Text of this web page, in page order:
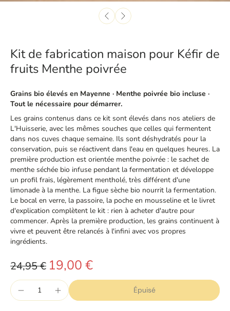
Kit de fabrication maison pour Kéfir de
fruits Menthe poivrée
Grains bio élevés en Mayenne · Menthe poivrée bio incluse ·
Tout le nécessaire pour démarrer.
Les grains contenus dans ce kit sont élevés dans nos ateliers de
L'Huisserie, avec les mêmes souches que celles qui fermentent
dans nos cuves chaque semaine. Ils sont déshydratés pour la
conservation, puis se réactivent dans l'eau en quelques heures. La
première production est orientée menthe poivrée : le sachet de
menthe séchée bio infuse pendant la fermentation et développe
un profil frais, légèrement mentholé, très différent d'une
limonade à la menthe. La figue sèche bio nourrit la fermentation.
Le bocal en verre, la passoire, la poche en mousseline et le livret
d'explication complètent le kit : rien à acheter d'autre pour
commencer. Après la première production, les grains continuent à
vivre et peuvent être relancés à l'infini avec vos propres
ingrédients.
24,95 € 19,00 €
Épuisé